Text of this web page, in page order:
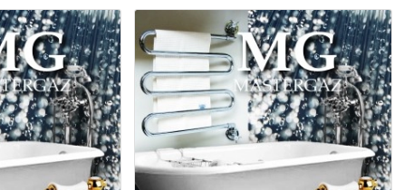
монтаж
к воде и
Мастер приедет
время (±30 мин).
уже
Меняем один сантехнический прибор за
1-4 часа. Мастер приезжает в
согласованное окно ±30 мин, цена от 850
грн включает демонтаж, письменная
гарантия 24 месяца.